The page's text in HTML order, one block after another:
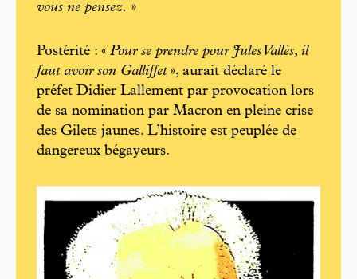
vous ne pensez. »
Postérité : « Pour se prendre pour Jules Vallès, il
faut avoir son Galliffet», aurait déclaré le
préfet Didier Lallement par provocation lors
de sa nomination par Macron en pleine crise
des Gilets jaunes. L’histoire est peuplée de
dangereux bégayeurs.